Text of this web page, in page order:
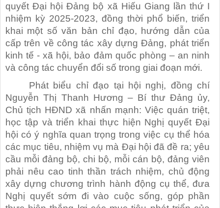
quyết Đại hội Đảng bộ xã Hiếu Giang lần thứ I
nhiệm kỳ 2025-2023, đồng thời phổ biến, triển
khai một số văn bản chỉ đạo, hướng dẫn của
cấp trên về công tác xây dựng Đảng, phát triển
kinh tế - xã hội, bảo đảm quốc phòng – an ninh
và công tác chuyển đổi số trong giai đoạn mới.
Phát biểu chỉ đạo tại hội nghị, đồng chí
Nguyễn Thị Thanh Hương – Bí thư Đảng ủy,
Chủ tịch HĐND xã nhấn mạnh: Việc quán triệt,
học tập và triển khai thực hiện Nghị quyết Đại
hội có ý nghĩa quan trọng trong việc cụ thể hóa
các mục tiêu, nhiệm vụ mà Đại hội đã đề ra; yêu
cầu mỗi đảng bộ, chi bộ, mỗi cán bộ, đảng viên
phải nêu cao tinh thần trách nhiệm, chủ động
xây dựng chương trình hành động cụ thể, đưa
Nghị quyết sớm đi vào cuộc sống, góp phần